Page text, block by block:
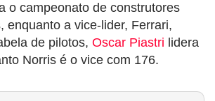
o campeonato de construtores
enquanto a vice-lider, Ferrari,
de pilotos, Oscar Piastri lidera
Norris é o vice com 176.